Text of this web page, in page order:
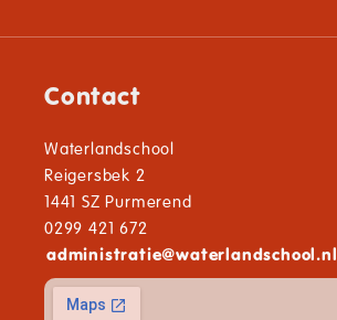
Contact
Waterlandschool
Reigersbek 2
1441 SZ Purmerend
0299 421 672
administratie@waterlandschool.nl